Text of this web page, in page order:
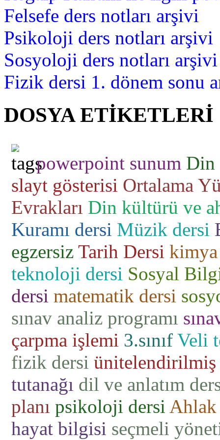
Felsefe ders notları arşivi
Psikoloji ders notları arşivi
Sosyoloji ders notları arşivi
Fizik dersi 1. dönem sonu
DOSYA ETİKETLERİ
powerpoint sunum Din
slayt gösterisi Ortalama
Evrakları Din kültürü ve
Kuramı dersi Müzik dersi
egzersiz Tarih Dersi
teknoloji dersi Sosyal
dersi matematik dersi
sınav analiz programı
çarpma işlemi 3.sınıf Veli
fizik dersi ünitelendirilmiş
tutanağı dil ve anlatım
planı psikoloji dersi Ahlak
hayat bilgisi seçmeli